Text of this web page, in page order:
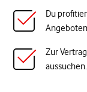
Du
Zur
aussuchen.